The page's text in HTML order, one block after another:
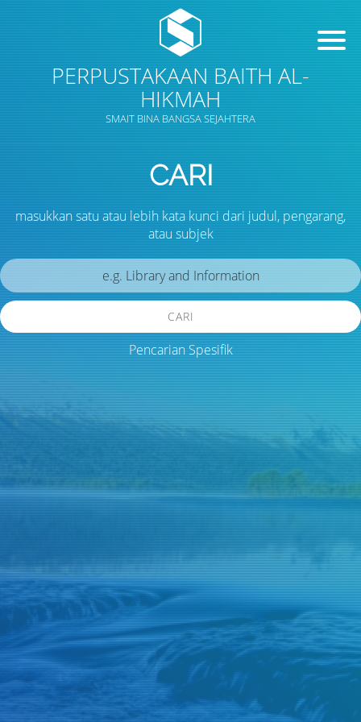
PERPUSTAKAAN BAITH AL-
HIKMAH
SMAIT BINA BANGSA SEJAHTERA
CARI
masukkan satu atau lebih kata kunci dari judul, pengarang,
atau subjek
CARI
Pencarian Spesifik
Judul
Pengarang